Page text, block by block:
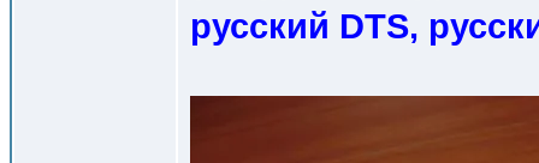
русский DTS,